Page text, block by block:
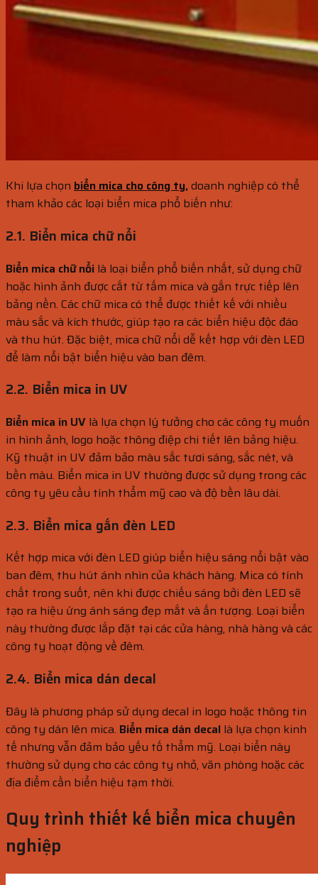
Khi lựa chọn biển mica cho công ty,doanh nghiệp có thể
tham khảo các loại biển mica phổ biến như:
2.1. Biển mica chữ nổi
Biển mica chữ nổi là loại biển phổ biến nhất, sử dụng chữ
hoặc hình ảnh được cắt từ tấm mica và gắn trực tiếp lên
bảng nền. Các chữ mica có thể được thiết kế với nhiều
màu sắc và kích thước, giúp tạo ra các biển hiệu độc đáo
và thu hút. Đặc biệt, mica chữ nổi dễ kết hợp với đèn LED
để làm nổi bật biển hiệu vào ban đêm.
2.2. Biển mica in UV
Biển mica in UV là lựa chọn lý tưởng cho các công ty muốn
in hình ảnh, logo hoặc thông điệp chi tiết lên bảng hiệu.
Kỹ thuật in UV đảm bảo màu sắc tươi sáng, sắc nét, và
bền màu. Biển mica in UV thường được sử dụng trong các
công ty yêu cầu tính thẩm mỹ cao và độ bền lâu dài.
2.3. Biển mica gắn đèn LED
Kết hợp mica với đèn LED giúp biển hiệu sáng nổi bật vào
ban đêm, thu hút ánh nhìn của khách hàng. Mica có tính
chất trong suốt, nên khi được chiếu sáng bởi đèn LED sẽ
tạo ra hiệu ứng ánh sáng đẹp mắt và ấn tượng. Loại biển
này thường được lắp đặt tại các cửa hàng, nhà hàng và các
công ty hoạt động về đêm.
2.4. Biển mica dán decal
Đây là phương pháp sử dụng decal in logo hoặc thông tin
công ty dán lên mica. Biển mica dán decal là lựa chọn kinh
tế nhưng vẫn đảm bảo yếu tố thẩm mỹ. Loại biển này
thường sử dụng cho các công ty nhỏ, văn phòng hoặc các
địa điểm cần biển hiệu tạm thời.
Quy trình thiết kế biển mica chuyên
nghiệp